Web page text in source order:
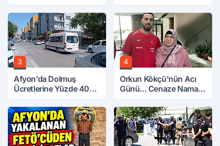
3
Afyon’da Dolmuş
Ücretlerine Yüzde 40
4
Orkun Kökçü'nün Acı
Günü... Cenaze Namazı